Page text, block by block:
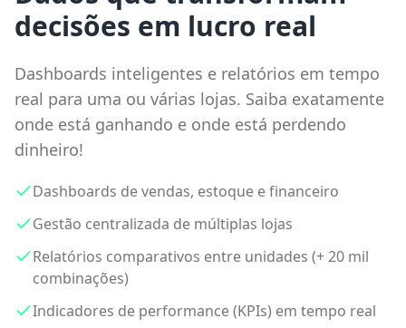
decisões em lucro real
Dashboards inteligentes e relatórios em tempo
real para uma ou várias lojas. Saiba exatamente
onde está ganhando e onde está perdendo
dinheiro!
Dashboards de vendas, estoque e financeiro
Gestão centralizada de múltiplas lojas
Relatórios comparativos entre unidades (+ 20 mil
combinações)
Indicadores de performance (KPIs) em tempo real